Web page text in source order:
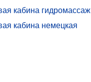
кабина гидромассаж
кабина немецкая